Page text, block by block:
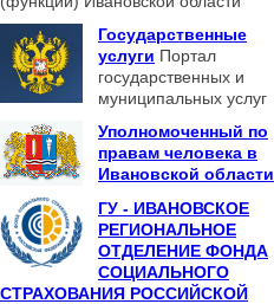
Государственные
услуги Портал
государственных и
муниципальных услуг
Уполномоченный по
правам человека в
Ивановской области
ГУ - ИВАНОВСКОЕ
РЕГИОНАЛЬНОЕ
ОТДЕЛЕНИЕ ФОНДА
СОЦИАЛЬНОГО
СТРАХОВАНИЯ РОССИЙСКОЙ